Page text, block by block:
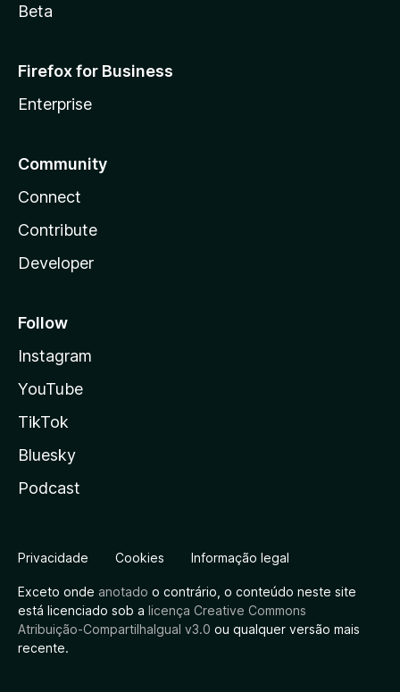
Beta
Firefox for Business
Enterprise
Community
Connect
Contribute
Developer
Follow
Instagram
YouTube
TikTok
Bluesky
Podcast
Privacidade Cookies Informação legal
Exceto onde anotado o contrário, o conteúdo neste site
está licenciado sob a licença Creative Commons
Atribuição-CompartilhaIgual v3.0 ou qualquer versão mais
recente.